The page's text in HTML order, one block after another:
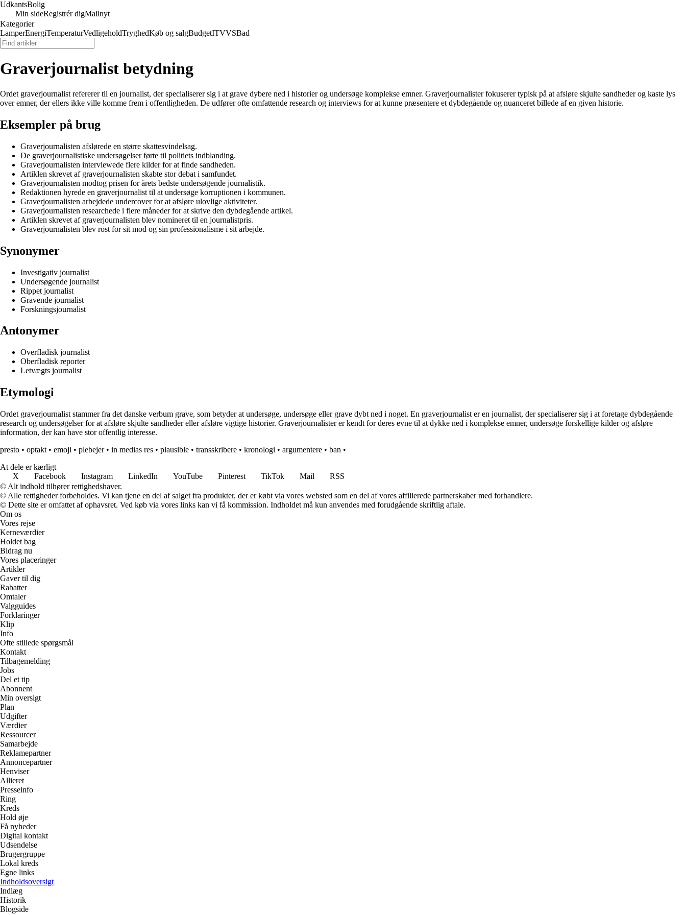
UdkantsBolig
Min sideRegistrér digMailnyt
Kategorier
LamperEnergiTemperaturVedligeholdTryghedKøb og salgBudgetITVVSBad
Graverjournalist betydning
Ordet graverjournalist refererer til en journalist, der specialiserer sig i at grave dybere ned i historier og undersøge komplekse emner. Graverjournalister fokuserer typisk på at afsløre skjulte sandheder og kaste lys
over emner, der ellers ikke ville komme frem i offentligheden. De udfører ofte omfattende research og interviews for at kunne præsentere et dybdegående og nuanceret billede af en given historie.
Eksempler på brug
Graverjournalisten afslørede en større skattesvindelsag.
De graverjournalistiske undersøgelser førte til politiets indblanding.
Graverjournalisten interviewede flere kilder for at finde sandheden.
Artiklen skrevet af graverjournalisten skabte stor debat i samfundet.
Graverjournalisten modtog prisen for årets bedste undersøgende journalistik.
Redaktionen hyrede en graverjournalist til at undersøge korruptionen i kommunen.
Graverjournalisten arbejdede undercover for at afsløre ulovlige aktiviteter.
Graverjournalisten researchede i flere måneder for at skrive den dybdegående artikel.
Artiklen skrevet af graverjournalisten blev nomineret til en journalistpris.
Graverjournalisten blev rost for sit mod og sin professionalisme i sit arbejde.
Synonymer
Investigativ journalist
Undersøgende journalist
Rippet journalist
Gravende journalist
Forskningsjournalist
Antonymer
Overfladisk journalist
Oberfladisk reporter
Letvægts journalist
Etymologi
Ordet graverjournalist stammer fra det danske verbum grave, som betyder at undersøge, undersøge eller grave dybt ned i noget. En graverjournalist er en journalist, der specialiserer sig i at foretage dybdegående
research og undersøgelser for at afsløre skjulte sandheder eller afsløre vigtige historier. Graverjournalister er kendt for deres evne til at dykke ned i komplekse emner, undersøge forskellige kilder og afsløre
information, der kan have stor offentlig interesse.
presto • optakt • emoji • plebejer• in medias res • plausible • transskribere • kronologi • argumentere • ban •
At dele er kærligt
X
Facebook Instagram LinkedIn YouTube Pinterest TikTok Mail
RSS
© Alt indhold tilhører rettighedshaver.
© Alle rettigheder forbeholdes. Vi kan tjene en del af salget fra produkter, der er købt via vores websted som en del af vores affilierede partnerskaber med forhandlere.
© Dette site er omfattet af ophavsret. Ved køb via vores links kan vi få kommission. Indholdet må kun anvendes med forudgående skriftlig aftale.
Om os
Vores rejse
Kerneværdier
Holdet bag
Bidrag nu
Vores placeringer
Artikler
Gaver til dig
Rabatter
Omtaler
Valgguides
Forklaringer
Klip
Info
Ofte stillede spørgsmål
Kontakt
Tilbagemelding
Jobs
Del et tip
Abonnent
Min oversigt
Plan
Udgifter
Værdier
Ressourcer
Samarbejde
Reklamepartner
Annoncepartner
Henviser
Allieret
Presseinfo
Ring
Kreds
Hold øje
Få nyheder
Digital kontakt
Udsendelse
Brugergruppe
Lokal kreds
Egne links
Indholdsoversigt
Indlæg
Historik
Blogside